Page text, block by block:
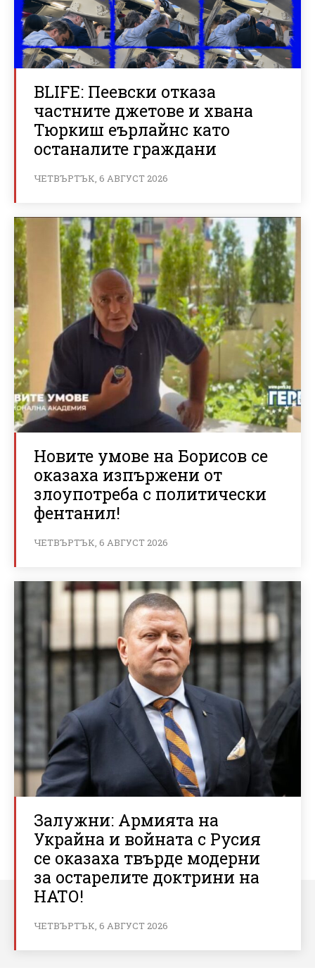
BLIFE: Пеевски отказа
частните джетове и хвана
Тюркиш еърлайнс като
останалите граждани
ЧЕТВЪРТЪК, 6 АВГУСТ 2026
Новите умове на Борисов се
оказаха изпържени от
злоупотреба с политически
фентанил!
ЧЕТВЪРТЪК, 6 АВГУСТ 2026
Залужни: Армията на
Украйна и войната с Русия
се оказаха твърде модерни
за остарелите доктрини на
НАТО!
ЧЕТВЪРТЪК, 6 АВГУСТ 2026